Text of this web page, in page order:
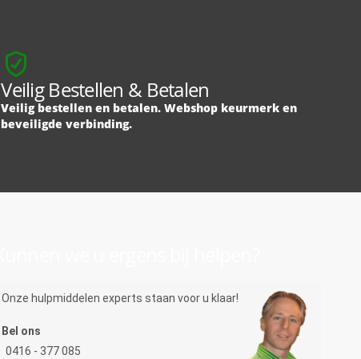
Veilig Bestellen & Betalen
Veilig bestellen en betalen. Webshop keurmerk en
beveiligde verbinding.
Onze hulpmiddelen experts staan voor u klaar!
Bel ons
0416 - 377 085